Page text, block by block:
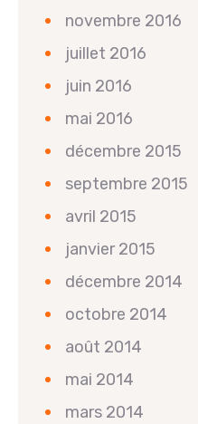
novembre 2016
juillet 2016
juin 2016
mai 2016
décembre 2015
septembre 2015
avril 2015
janvier 2015
décembre 2014
octobre 2014
août 2014
mai 2014
mars 2014